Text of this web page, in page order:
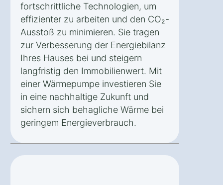
fortschrittliche Technologien, um
effizienter zu arbeiten und den CO₂-
Ausstoß zu minimieren. Sie tragen
zur Verbesserung der Energiebilanz
Ihres Hauses bei und steigern
langfristig den Immobilienwert. Mit
einer Wärmepumpe investieren Sie
in eine nachhaltige Zukunft und
sichern sich behagliche Wärme bei
geringem Energieverbrauch.